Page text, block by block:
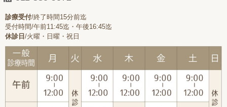
診療受付/終了時間15分前迄
受付時間/午前11:45迄・午後16:45迄
休診日 /火曜・日曜・祝日